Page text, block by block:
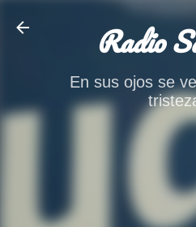
Radio
En sus ojos se